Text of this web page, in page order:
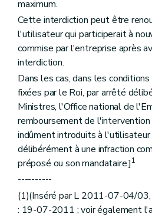
maximum.
Cette interdiction peut être
l'utilisateur qui participerait à
commise par l'entreprise après
interdiction.
Dans les cas, dans les
fixées par le Roi, par arrêté
Ministres, l'Office national de
remboursement de
indûment introduits à l'utilisateur
délibérément à une infraction
préposé ou son mandataire.]1
----------
(1)(Inséré par L 2011-07-04/03,
: 19-07-2011 ; voir également